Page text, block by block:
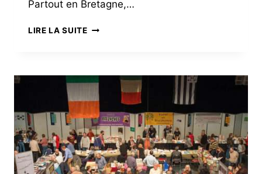
Partout en Bretagne,…
LIRE LA SUITESAUVEGARDE
INDUSTRIELLE